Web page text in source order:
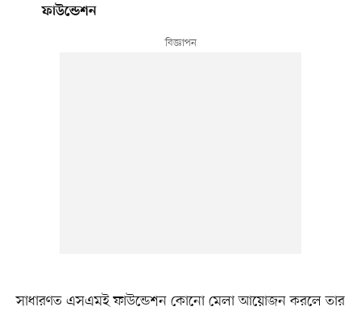
ফাউন্ডেশন
সাধারণত এসএমই ফাউন্ডেশন কোনো মেলা আয়োজন করলে তার